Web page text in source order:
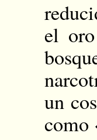
el
un
como